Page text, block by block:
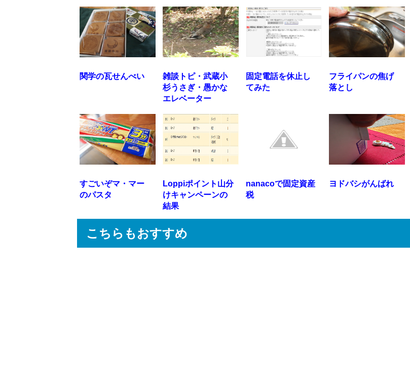
関学の瓦せんべい
雑談トピ・武蔵小
杉うさぎ・愚かな
エレベーター
固定電話を休止し
てみた
フライパンの焦げ
落とし
すごいぞマ・マー
のパスタ
Loppiポイント山分
けキャンペーンの
結果
nanacoで固定資産
税
ヨドバシがんばれ
こちらもおすすめ